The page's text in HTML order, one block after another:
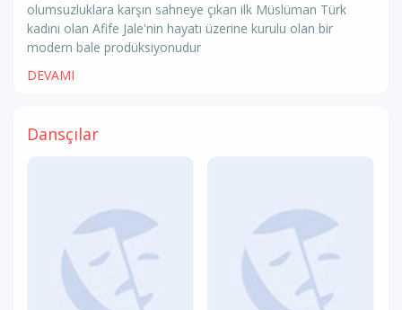
olumsuzluklara karşın sahneye çıkan ilk Müslüman Türk
kadını olan Afife Jale'nin hayatı üzerine kurulu olan bir
modern bale prodüksiyonudur
DEVAMI
Dansçılar